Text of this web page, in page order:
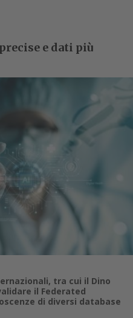
e dati più
tra cui il Dino
il Federated
di diversi database